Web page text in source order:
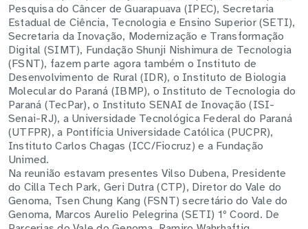
Pesquisa do Câncer de Guarapuava (IPEC), Secretaria
Estadual de Ciência, Tecnologia e Ensino Superior (SETI),
Secretaria da Inovação, Modernização e Transformação
Digital (SIMT), Fundação Shunji Nishimura de Tecnologia
(FSNT), fazem parte agora também o Instituto de
Desenvolvimento de Rural (IDR), o Instituto de Biologia
Molecular do Paraná (IBMP), o Instituto de Tecnologia do
Paraná (TecPar), o Instituto SENAI de Inovação (ISI-
Senai-RJ), a Universidade Tecnológica Federal do Paraná
(UTFPR), a Pontifícia Universidade Católica (PUCPR),
Instituto Carlos Chagas (ICC/Fiocruz) e a Fundação
Unimed.
Na reunião estavam presentes Vilso Dubena, Presidente
do Cilla Tech Park, Geri Dutra (CTP), Diretor do Vale do
Genoma, Tsen Chung Kang (FSNT) secretário do Vale do
Genoma, Marcos Aurelio Pelegrina (SETI) 1º Coord. De